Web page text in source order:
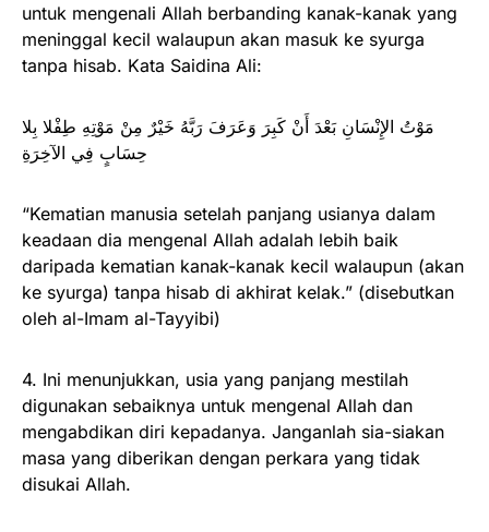
untuk mengenali Allah berbanding kanak-kanak yang
meninggal kecil walaupun akan masuk ke syurga
tanpa hisab. Kata Saidina Ali:
مَوْتُ الإِنْسَانِ بَعْدَ أَنْ كَبِرَ وَعَرَفَ رَبَّهُ خَيْرٌ مِنْ مَوْتِهِ طِفْلا بِلا
حِسَابٍ فِي الآخِرَةِ
“Kematian manusia setelah panjang usianya dalam
keadaan dia mengenal Allah adalah lebih baik
daripada kematian kanak-kanak kecil walaupun (akan
ke syurga) tanpa hisab di akhirat kelak.” (disebutkan
oleh al-Imam al-Tayyibi)
4. Ini menunjukkan, usia yang panjang mestilah
digunakan sebaiknya untuk mengenal Allah dan
mengabdikan diri kepadanya. Janganlah sia-siakan
masa yang diberikan dengan perkara yang tidak
disukai Allah.